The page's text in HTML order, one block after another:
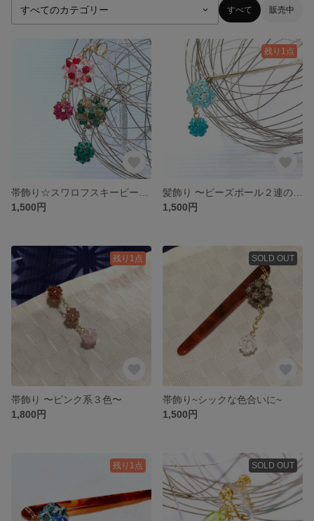
すべて 販売中
1,500円
残り1点
1,500円
残り1点
帯飾り 〜ピンク系３色〜
1,800円
SOLD OUT
帯飾り~シックな色合いに~
1,500円
残り1点 SOLD OUT